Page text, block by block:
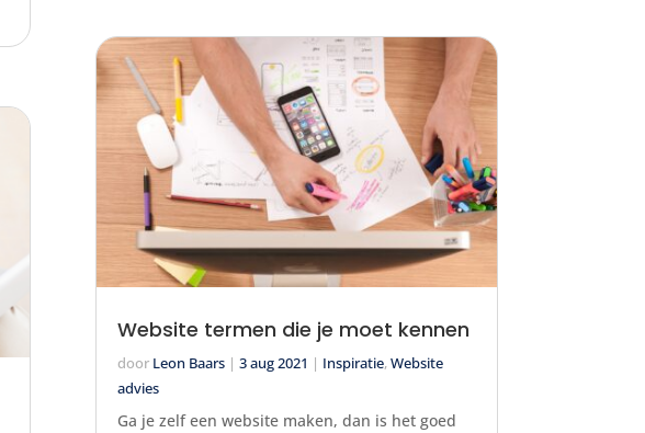
Website termen die je moet kennen
door Leon Baars |3 aug 2021 | Inspiratie,Website
advies
Ga je zelf een website maken, dan is het goed